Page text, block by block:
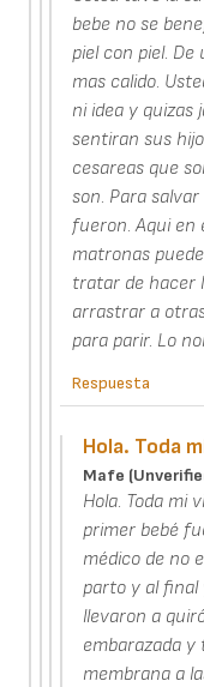
bebe no se
piel con piel.
mas calido.
ni idea y quizas
sentiran sus
cesareas que
son. Para
fueron. Aqui en
matronas
tratar de hacer
arrastrar a
para parir. Lo
Respuesta
Hola. Toda
Mafe
Hola. Toda mi
primer bebé
médico de no
parto y al
llevaron a
embarazada
membrana a